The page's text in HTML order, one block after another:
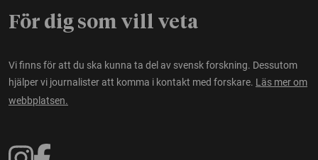
För dig som vill veta
Vi finns för att du ska kunna ta del av svensk forskning. Dessutom
hjälper vi journalister att komma i kontakt med forskare. Läs mer om
webbplatsen.